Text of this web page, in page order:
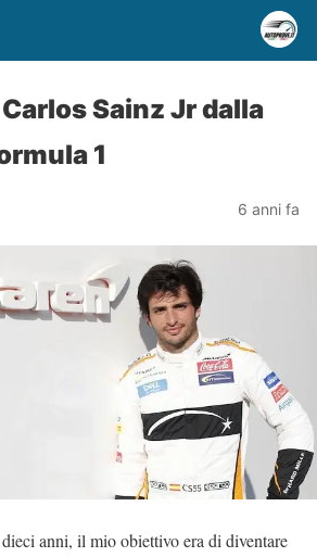
Sainz Jr dalla
1
6 anni fa
anni, il mio obiettivo era di diventare